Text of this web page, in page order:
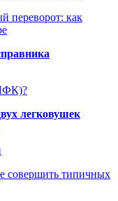
переворот: как
легковушек
совершить типичных